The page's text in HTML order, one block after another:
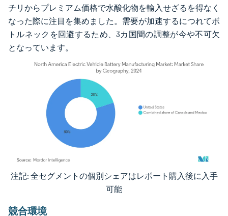
チリからプレミアム価格で水酸化物を輸入せざるを得なく
なった際に注目を集めました。需要が加速するにつれてボ
トルネックを回避するため、3カ国間の調整が今や不可欠
となっています。
画像 © Mordor Intelligence。再利用にはCC BY 4.0の表示が必要です。
注記: 全セグメントの個別シェアはレポート購入後に入手
可能
競合環境